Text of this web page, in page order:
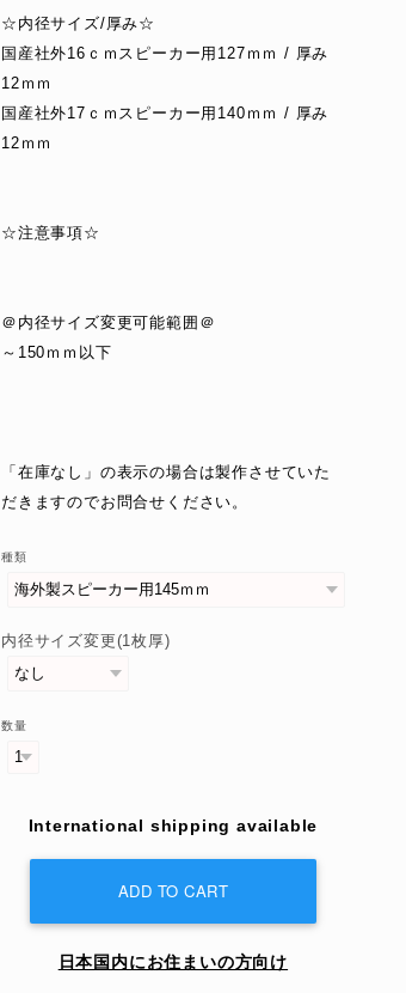
☆内径サイズ/厚み☆
国産社外16ｃｍスピーカー用127ｍｍ / 厚み
12ｍｍ
国産社外17ｃｍスピーカー用140ｍｍ / 厚み
12ｍｍ
☆注意事項☆
＠内径サイズ変更可能範囲＠
～150ｍｍ以下
「在庫なし」の表示の場合は製作させていた
だきますのでお問合せください。
種類
内径サイズ変更(1枚厚)
数量
International shipping available
ADD TO CART
日本国内にお住まいの方向け